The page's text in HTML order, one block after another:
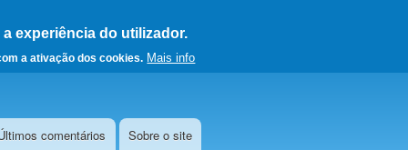
experiência do utilizador.
a ativação dos cookies. Mais info
página principal
comentários Sobre o site